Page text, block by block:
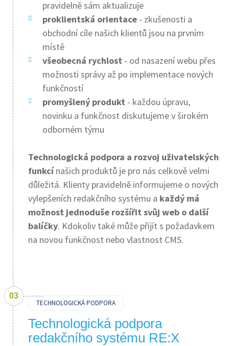
pravidelně sám aktualizuje
proklientská orientace - zkušenosti a
obchodní cíle našich klientů jsou na prvním
místě
všeobecná rychlost - od nasazení webu přes
možnosti správy až po implementace nových
funkčností
promyšlený produkt - každou úpravu,
novinku a funkčnost diskutujeme v širokém
odborném týmu
Technologická podpora a rozvoj uživatelských
funkcínašich produktů je pro nás celkově velmi
důležitá. Klienty pravidelně informujeme o nových
vylepšeních redakčního systému a každý má
možnost jednoduše rozšířit svůj web o další
balíčky. Kdokoliv také může přijít s požadavkem
na novou funkčnost nebo vlastnost CMS.
TECHNOLOGICKÁ PODPORA
Technologická podpora
redakčního systému RE:X